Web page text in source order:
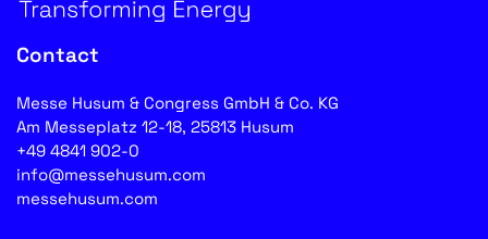
Contact
Messe Husum & Congress GmbH & Co. KG
Am Messeplatz 12-18, 25813 Husum
+49 4841 902-0
info@messehusum.com
messehusum.com